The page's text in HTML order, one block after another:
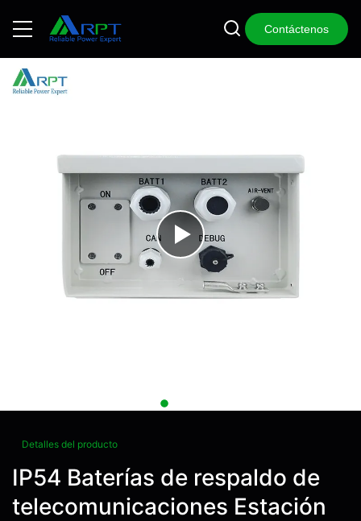
Contáctenos
Detalles del producto
IP54 Baterías de respaldo de
telecomunicaciones Estación